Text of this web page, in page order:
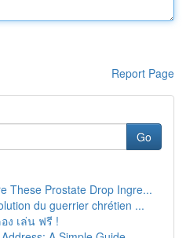
Report Page
Go
These Prostate Drop Ingre...
du guerrier chrétien ...
ง เล่น ฟรี !